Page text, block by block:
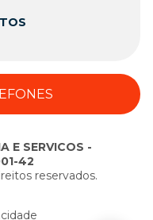
E SERVICOS -
42
reservados.